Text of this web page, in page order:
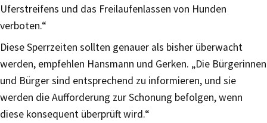
Uferstreifens und das Freilaufenlassen von Hunden
verboten.“
Diese Sperrzeiten sollten genauer als bisher überwacht
werden, empfehlen Hansmann und Gerken. „Die Bürgerinnen
und Bürger sind entsprechend zu informieren, und sie
werden die Aufforderung zur Schonung befolgen, wenn
diese konsequent überprüft wird.“